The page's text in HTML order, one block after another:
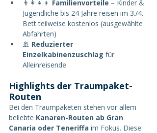
👨‍👩‍👧‍👦 Familienvorteile – Kinder &
Jugendliche bis 24 Jahre reisen im 3./4.
Bett teilweise kostenlos (ausgewählte
Abfahrten)
🚢 Reduzierter
Einzelkabinenzuschlag für
Alleinreisende
Highlights der Traumpaket-
Routen
Bei den Traumpaketen stehen vor allem
beliebte Kanaren-Routen ab Gran
Canaria oder Teneriffa im Fokus. Diese